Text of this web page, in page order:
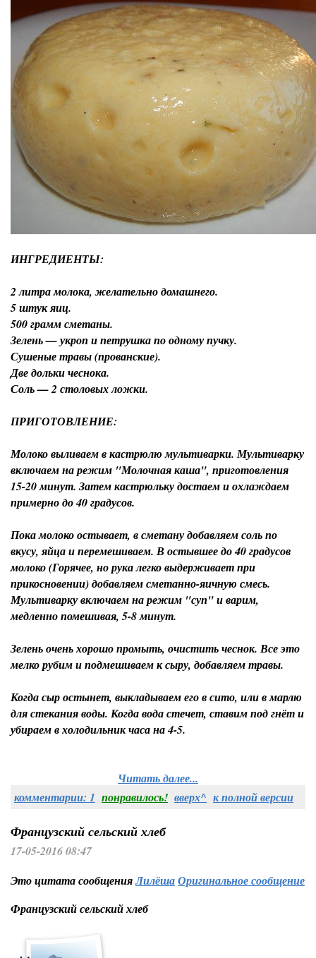
ИНГРЕДИЕНТЫ:
2 литра молока, желательно домашнего.
5 штук яиц.
500 грамм сметаны.
Зелень — укроп и петрушка по одному пучку.
Сушеные травы (прованские).
Две дольки чеснока.
Соль — 2 столовых ложки.
ПРИГОТОВЛЕНИЕ:
Молоко выливаем в кастрюлю мультиварки. Мультиварку
включаем на режим "Молочная каша", приготовления
15-20 минут. Затем кастрюльку достаем и охлаждаем
примерно до 40 градусов.
Пока молоко остывает, в сметану добавляем соль по
вкусу, яйца и перемешиваем. В остывшее до 40 градусов
молоко (Горячее, но рука легко выдерживает при
прикосновении) добавляем сметанно-яичную смесь.
Мультиварку включаем на режим "суп" и варим,
медленно помешивая, 5-8 минут.
Зелень очень хорошо промыть, очистить чеснок. Все это
мелко рубим и подмешиваем к сыру, добавляем травы.
Когда сыр остынет, выкладываем его в сито, или в марлю
для стекания воды. Когда вода стечет, ставим под гнёт и
убираем в холодильник часа на 4-5.
Читать далее...
комментарии: 1 понравилось! вверх^ к полной версии
Французский сельский хлеб
17-05-2016 08:47
Это цитата сообщенияЛилёшаОригинальное сообщение
Французский сельский хлеб